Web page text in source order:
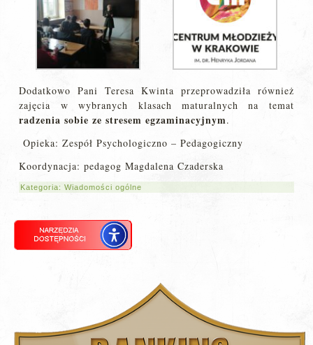
Dodatkowo Pani Teresa Kwinta przeprowadziła również
zajęcia w wybranych klasach maturalnych na temat
radzenia sobie ze stresem egzaminacyjnym.
Opieka: Zespół Psychologiczno – Pedagogiczny
Koordynacja: pedagog Magdalena Czaderska
Kategoria:Wiadomości ogólne